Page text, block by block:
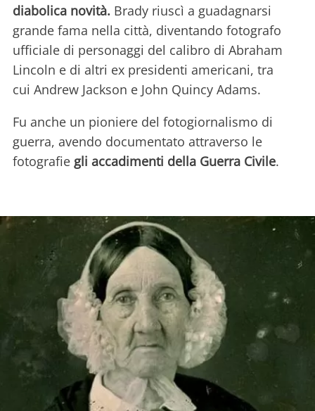
diabolica novità. Brady riuscì a guadagnarsi
grande fama nella città, diventando fotografo
ufficiale di personaggi del calibro di Abraham
Lincoln e di altri ex presidenti americani, tra
cui Andrew Jackson e John Quincy Adams.
Fu anche un pioniere del fotogiornalismo di
guerra, avendo documentato attraverso le
fotografie gli accadimenti della Guerra Civile.